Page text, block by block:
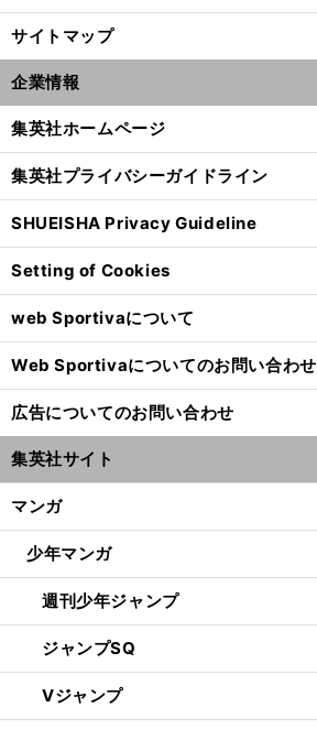
サイトマップ
企業情報
集英社ホームページ
集英社プライバシーガイドライン
SHUEISHA Privacy Guideline
Setting of Cookies
web Sportivaについて
Web Sportivaについてのお問い合わせ
広告についてのお問い合わせ
集英社サイト
マンガ
少年マンガ
週刊少年ジャンプ
ジャンプSQ
Vジャンプ